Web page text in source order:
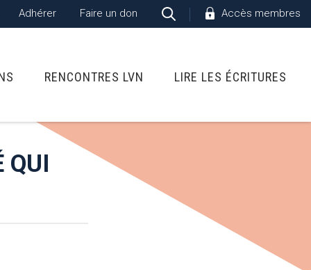
Adhérer Faire un don Accès membres
RENCONTRES LVN LIRE LES ÉCRITURES
QUI